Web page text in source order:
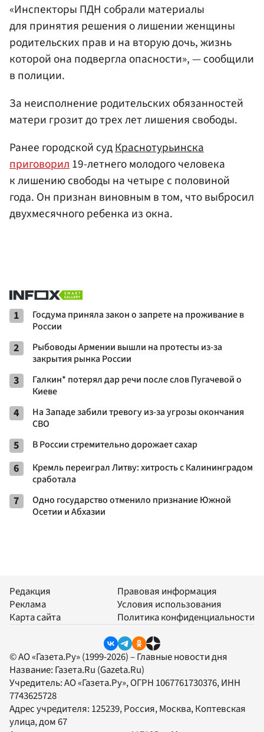
«Инспекторы ПДН собрали материалы
для принятия решения о лишении женщины
родительских прав и на вторую дочь, жизнь
которой она подвергла опасности», — сообщили
в полиции.
За неисполнение родительских обязанностей
матери грозит до трех лет лишения свободы.
Ранее городской судКраснотурьинска
приговорил19-летнего молодого человека
к лишению свободы на четыре с половиной
года. Он признан виновным в том, что выбросил
двухмесячного ребенка из окна.
1
Госдума приняла закон о запрете на проживание в
России
2
Рыбоводы Армении вышли на протесты из-за
закрытия рынка России
3
Галкин* потерял дар речи после слов Пугачевой о
Киеве
4
На Западе забили тревогу из-за угрозы окончания
СВО
5 В России стремительно дорожает сахар
6
Кремль переиграл Литву: хитрость с Калининградом
сработала
7
Одно государство отменило признание Южной
Осетии и Абхазии
Редакция
Реклама
Карта сайта
Правовая информация
Условия использования
Политика конфиденциальности
© АО «Газета.Ру» (1999-2026) – Главные новости дня
Название: Газета.Ru (Gazeta.Ru)
Учредитель:АО «Газета.Ру», ОГРН 1067761730376, ИНН
7743625728
Адрес учредителя: 125239, Россия, Москва, Коптевская
улица, дом 67